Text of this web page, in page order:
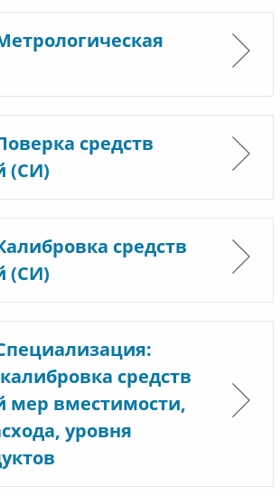
средств
(СИ)
средств
(СИ)
средств
мер вместимости,
уровня